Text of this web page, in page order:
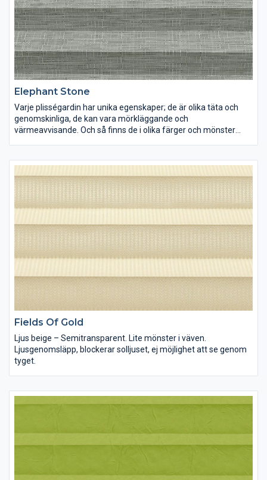
Elephant Stone
Varje plisségardin har unika egenskaper; de är olika täta och
genomskinliga, de kan vara mörkläggande och
värmeavvisande. Och så finns de i olika färger och mönster
Fields Of Gold
Ljus beige – Semitransparent. Lite mönster i väven.
Ljusgenomsläpp, blockerar solljuset, ej möjlighet att se genom
tyget.